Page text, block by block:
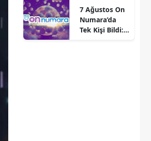
kim girecek?
7 Ağustos On
Numara’da
Tek Kişi Bildi: